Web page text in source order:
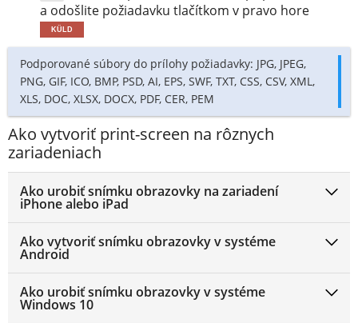
a odošlite požiadavku tlačítkom v pravo hore
KÜLD
Podporované súbory do prílohy požiadavky: JPG, JPEG,
PNG, GIF, ICO, BMP, PSD, AI, EPS, SWF, TXT, CSS, CSV, XML,
XLS, DOC, XLSX, DOCX, PDF, CER, PEM
Ako vytvoriť print-screen na rôznych
zariadeniach
Ako urobiť snímku obrazovky na zariadení
iPhone alebo iPad
Ako vytvoriť snímku obrazovky v systéme
Android
Ako urobiť snímku obrazovky v systéme
Windows 10